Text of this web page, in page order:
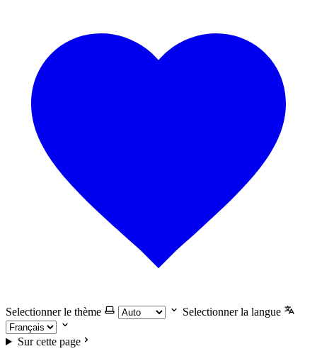
Selectionner le thème Selectionner la langue
Sur cette page